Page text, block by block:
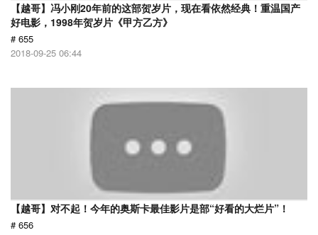
【越哥】冯小刚20年前的这部贺岁片，现在看依然经典！重温国产
好电影，1998年贺岁片《甲方乙方》
# 655
2018-09-25 06:44
【越哥】对不起！今年的奥斯卡最佳影片是部“好看的大烂片”！
# 656